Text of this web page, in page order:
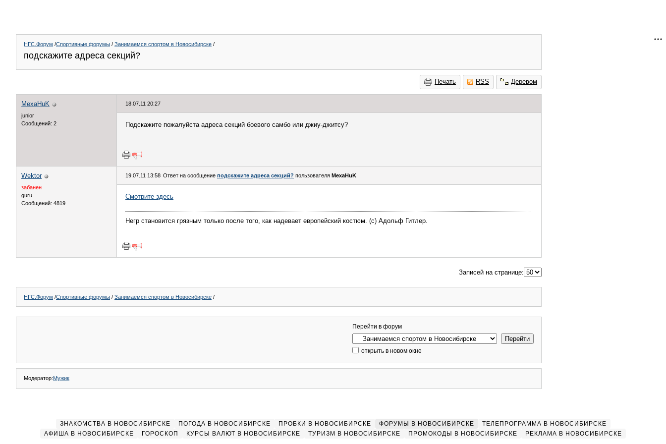
НГС.Форум /Спортивные форумы / Занимаемся спортом в Новосибирске /
подскажите адреса секций?
Печать RSS Деревом
MexaHuK
junior
Сообщений: 2
18.07.11 20:27
Подскажите пожалуйста адреса секций боевого самбо или джиу-джитсу?
Wektor
забанен
guru
Сообщений: 4819
19.07.11 13:58 Ответ на сообщение подскажите адреса секций? пользователя MexaHuK
Смотрите здесь
Негр становится грязным только после того, как надевает европейский костюм. (с) Адольф Гитлер.
Записей на странице:
НГС.Форум /Спортивные форумы / Занимаемся спортом в Новосибирске /
Перейти в форум
открыть в новом окне
Модератор:Мужик
ЗНАКОМСТВА В НОВОСИБИРСКЕ ПОГОДА В НОВОСИБИРСКЕ ПРОБКИ В НОВОСИБИРСКЕ ФОРУМЫ В НОВОСИБИРСКЕ
ТЕЛЕПРОГРАММА В НОВОСИБИРСКЕ
АФИША В НОВОСИБИРСКЕ
ГОРОСКОП КУРСЫ ВАЛЮТ В НОВОСИБИРСКЕ ТУРИЗМ В НОВОСИБИРСКЕ ПРОМОКОДЫ В НОВОСИБИРСКЕ РЕКЛАМА В НОВОСИБИРСКЕ